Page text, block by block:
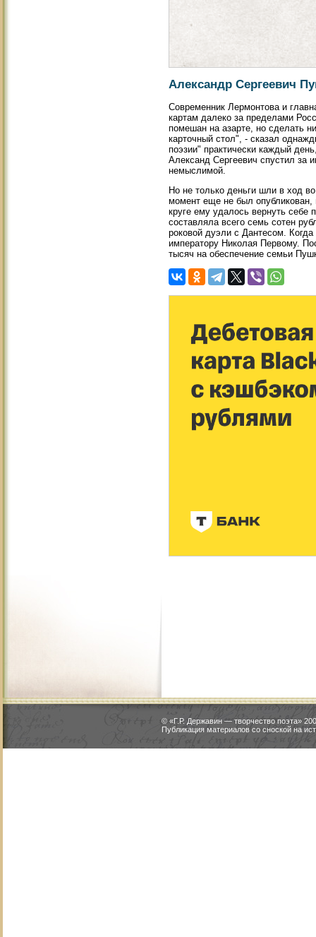
Александр Сергеевич
Современник Лермонтова и
картам далеко за пределами
помешан на азарте, но сделать
карточный стол", - сказал
поэзии" практически каждый
Александ Сергеевич спустил за
немыслимой.
Но не только деньги шли в ход
момент еще не был опубликован,
круге ему удалось вернуть себе
составляла всего семь сотен
роковой дуэли с Дантесом.
императору Николая Первому.
тысяч на обеспечение семьи
© «Г.Р. Державин — творчество поэта»
Публикация материалов со сноской на